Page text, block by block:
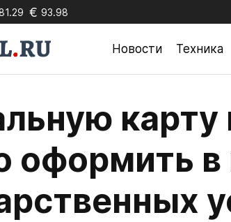
€ 93.98
Новости Техника
карту
оформить в